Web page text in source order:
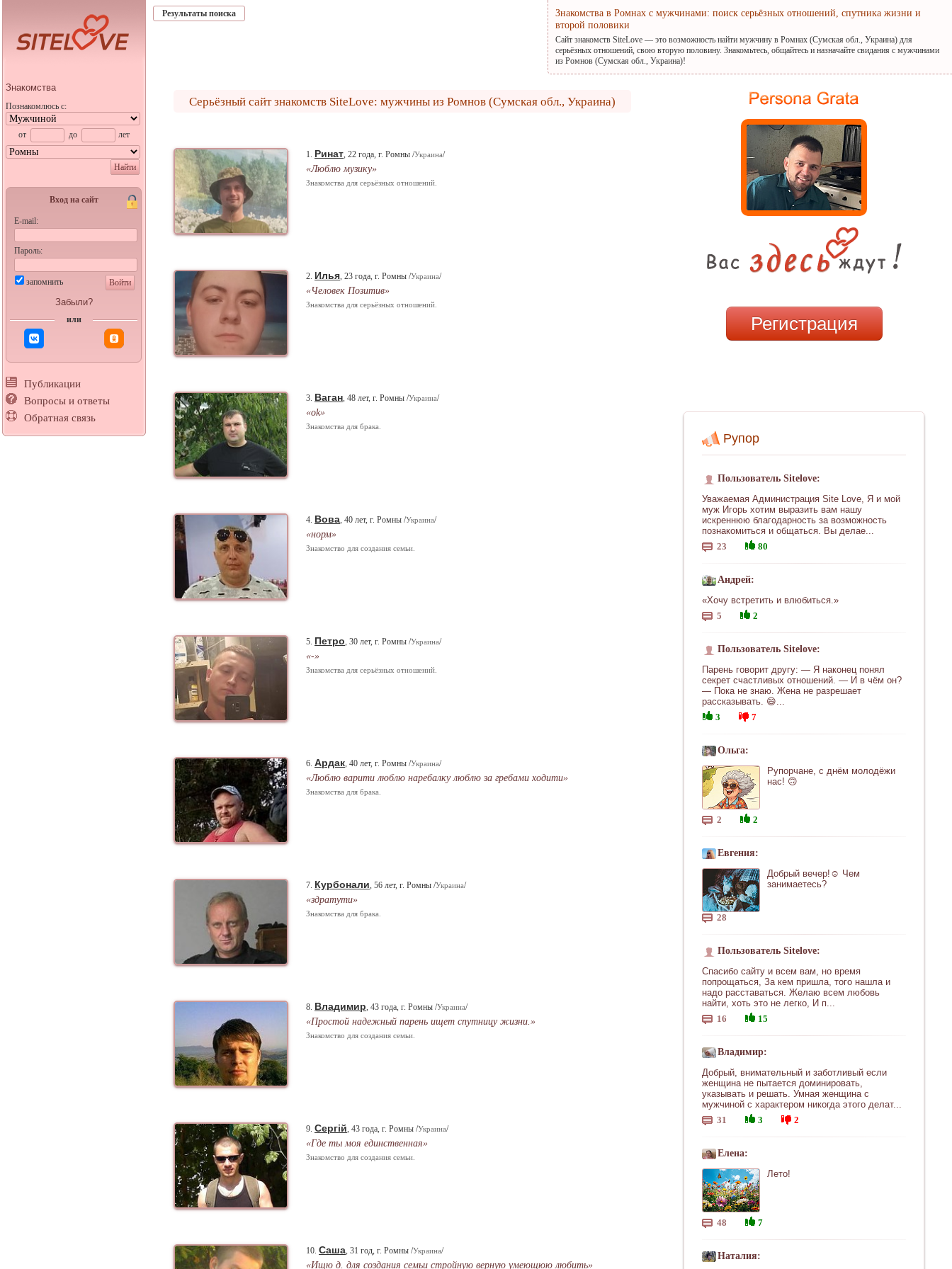
Знакомства
Познакомлюсь с:
от до лет
Найти
Вход на сайт
E-mail:
Пароль:
запомнить Войти
Забыли?
или
Публикации
Вопросы и ответы
Обратная связь
Результаты поиска
Знакомства в Ромнах с мужчинами: поиск серьёзных отношений, спутника жизни и
второй половики
Сайт знакомств SiteLove — это возможность найти мужчину в Ромнах (Сумская обл., Украина) для
серьёзных отношений, свою вторую половину. Знакомьтесь, общайтесь и назначайте свидания с мужчинами
из Ромнов (Сумская обл., Украина)!
Серьёзный сайт знакомств SiteLove: мужчины из Ромнов (Сумская обл., Украина)
Регистрация
Рупор
Пользователь Sitelove:
Уважаемая Администрация Site Love, Я и мой
муж Игорь хотим выразить вам нашу
искреннюю благодарность за возможность
познакомиться и общаться. Вы делае...
23
80
Андрей:
«Хочу встретить и влюбиться.»
5
2
Пользователь Sitelove:
Парень говорит другу: — Я наконец понял
секрет счастливых отношений. — И в чём он?
— Пока не знаю. Жена не разрешает
рассказывать. 😄...
3
7
Ольга:
Рупорчане, с днём молодёжи
нас! 🙃
2 2
Евгения:
Добрый вечер!☺ Чем
занимаетесь?
28
Пользователь Sitelove:
Спасибо сайту и всем вам, но время
попрощаться, За кем пришла, того нашла и
надо расставаться. Желаю всем любовь
найти, хоть это не легко, И п...
16
15
Владимир:
Добрый, внимательный и заботливый если
женщина не пытается доминировать,
указывать и решать. Умная женщина с
мужчиной с характером никогда этого делат...
31
3 2
Елена:
Лето!
48 7
Наталия:
1. Ринат, 22 года, г. Ромны /Украина/
«Люблю музику»
Знакомства для серьёзных отношений.
2. Илья, 23 года, г. Ромны /Украина/
«Человек Позитив»
Знакомства для серьёзных отношений.
3. Ваган, 48 лет, г. Ромны /Украина/
«ok»
Знакомства для брака.
4. Вова, 40 лет, г. Ромны /Украина/
«норм»
Знакомство для создания семьи.
5. Петро, 30 лет, г. Ромны /Украина/
«-»
Знакомства для серьёзных отношений.
6. Ардак, 40 лет, г. Ромны /Украина/
«Люблю варити люблю наребалку люблю за гребами ходити»
Знакомства для брака.
7. Курбонали, 56 лет, г. Ромны /Украина/
«здратути»
Знакомства для брака.
8. Владимир, 43 года, г. Ромны /Украина/
«Простой надежный парень ищет спутницу жизни.»
Знакомство для создания семьи.
9. Сергій, 43 года, г. Ромны /Украина/
«Где ты моя единственная»
Знакомство для создания семьи.
10. Саша, 31 год, г. Ромны /Украина/
«Ищю д. для создания семьи стройную верную умеющюю любить»